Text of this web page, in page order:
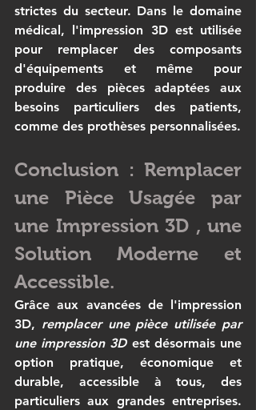
strictes du secteur. Dans le domaine
médical, l'impression 3D est utilisée
pour remplacer des composants
d'équipements et même pour
produire des pièces adaptées aux
besoins particuliers des patients,
comme des prothèses personnalisées.
Conclusion : Remplacer
une Pièce Usagée par
une Impression 3D , une
Solution Moderne et
Accessible.
Grâce aux avancées de l'impression
3D, remplacer une pièce utilisée par
une impression 3D est désormais une
option pratique, économique et
durable, accessible à tous, des
particuliers aux grandes entreprises.